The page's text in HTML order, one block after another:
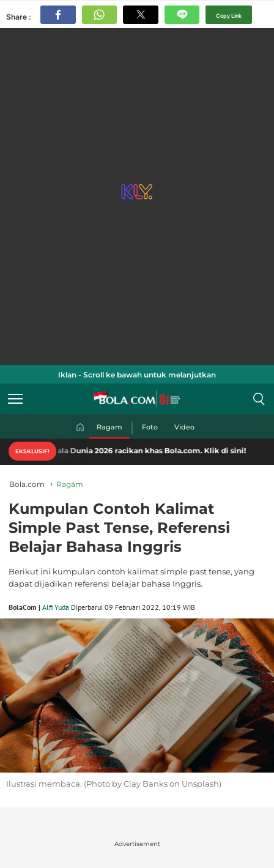
Share : Copy Link
Iklan - Scroll ke bawah untuk melanjutkan
Ragam Foto Video
EKSKLUSIF!
Dunia 2026 racikan khas Bola.com. Klik di sini!
Bola.com Ragam
Kumpulan Contoh Kalimat
Simple Past Tense, Referensi
Belajar Bahasa Inggris
Berikut ini kumpulan contoh kalimat simple past tense, yang
dapat dijadikan referensi belajar bahasa Inggris.
BolaCom | Alfi Yuda Diperbarui 09 Februari 2022, 10:19 WIB
Ilustrasi membaca. (Photo by Clay Banks on Unsplash)
Advertisement